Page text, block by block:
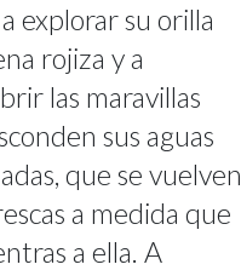
explorar su orilla
rojiza y a
las maravillas
sus aguas
que se vuelven
a medida que
a ella. A